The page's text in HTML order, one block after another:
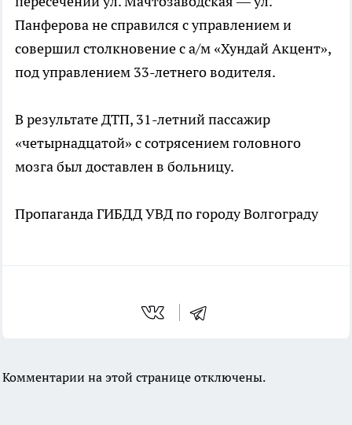
Панферова не справился с управлением и
совершил столкновение с а/м «Хундай Акцент»,
под управлением 33-летнего водителя.
В результате ДТП, 31-летний пассажир
«четырнадцатой» с сотрясением головного
мозга был доставлен в больницу.
Пропаганда ГИБДД УВД по городу Волгограду
Комментарии на этой странице отключены.